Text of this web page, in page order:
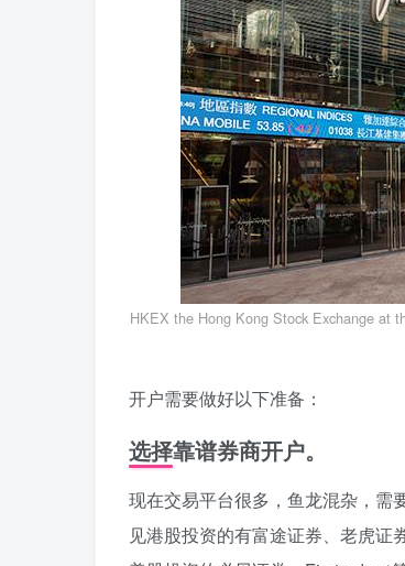
HKEX the Hong Kong Stock Exchange at
开户需要做好以下准备：
选择靠谱券商开户。
现在交易平台很多，鱼龙混杂，需
见港股投资的有富途证券、老虎